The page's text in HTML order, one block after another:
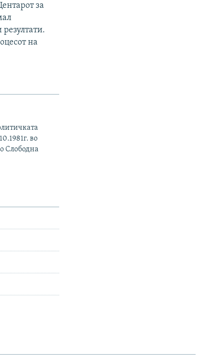
за
на
во
Слободна